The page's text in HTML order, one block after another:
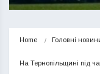
Home Головні
На Тернопільщині під